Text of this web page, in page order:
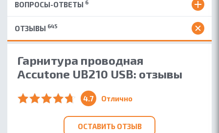
ВОПРОСЫ-ОТВЕТЫ 6
ОТЗЫВЫ 645
Гарнитура проводная
Accutone UB210 USB: отзывы
4.7 Отлично
ОСТАВИТЬ ОТЗЫВ